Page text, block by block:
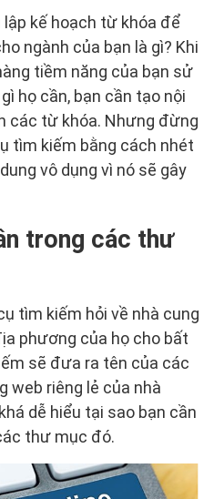
kế hoạch từ khóa để
ngành của bạn là gì? Khi
tiềm năng của bạn sử
họ cần, bạn cần tạo nội
các từ khóa. Nhưng đừng
tìm kiếm bằng cách nhét
vô dụng vì nó sẽ gây
trong các thư
tìm kiếm hỏi về nhà cung
phương của họ cho bất
sẽ đưa ra tên của các
web riêng lẻ của nhà
dễ hiểu tại sao bạn cần
thư mục đó.